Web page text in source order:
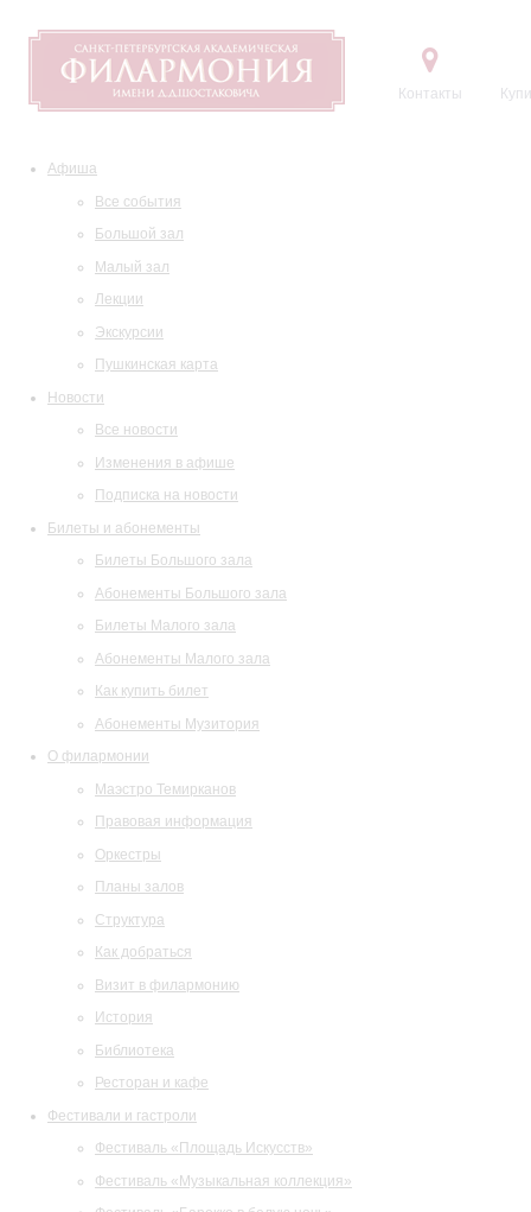
Контакты
Афиша
Все события
Большой зал
Малый зал
Лекции
Экскурсии
Пушкинская карта
Новости
Все новости
Изменения в афише
Подписка на новости
Билеты и абонементы
Билеты Большого зала
Абонементы Большого зала
Билеты Малого зала
Абонементы Малого зала
Как купить билет
Абонементы Музитория
О филармонии
Маэстро Темирканов
Правовая информация
Оркестры
Планы залов
Структура
Как добраться
Визит в филармонию
История
Библиотека
Ресторан и кафе
Фестивали и гастроли
Фестиваль «Площадь Искусств»
Фестиваль «Музыкальная коллекция»